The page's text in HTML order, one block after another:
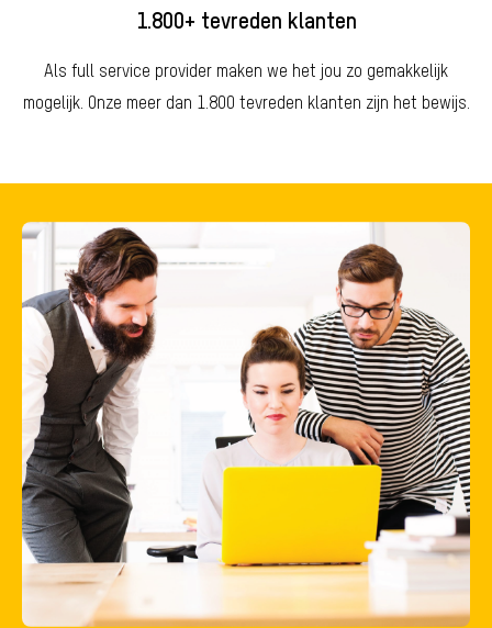
1.800+ tevreden klanten
Als full service provider maken we het jou zo gemakkelijk
mogelijk. Onze meer dan 1.800 tevreden klanten zijn het bewijs.